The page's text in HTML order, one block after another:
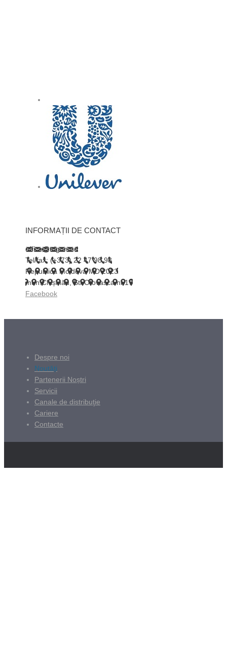
INFORMAȚII DE CONTACT
office@trigor.md
Tel/fax: (+373) 22 47 98 98
Republica Moldova MD 2023
mun.Chișinău, Str.Otovasca nr.17
Facebook
Despre noi
Noutăți
Partenerii Noștri
Servicii
Canale de distribuţie
Cariere
Contacte